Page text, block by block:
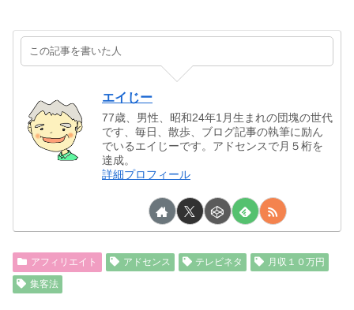
この記事を書いた人
エイじー
77歳、男性、昭和24年1月生まれの団塊の世代
です、毎日、散歩、ブログ記事の執筆に励ん
でいるエイじーです。アドセンスで月５桁を
達成。
詳細プロフィール
アフィリエイト アドセンス テレビネタ
月収１０万円
集客法